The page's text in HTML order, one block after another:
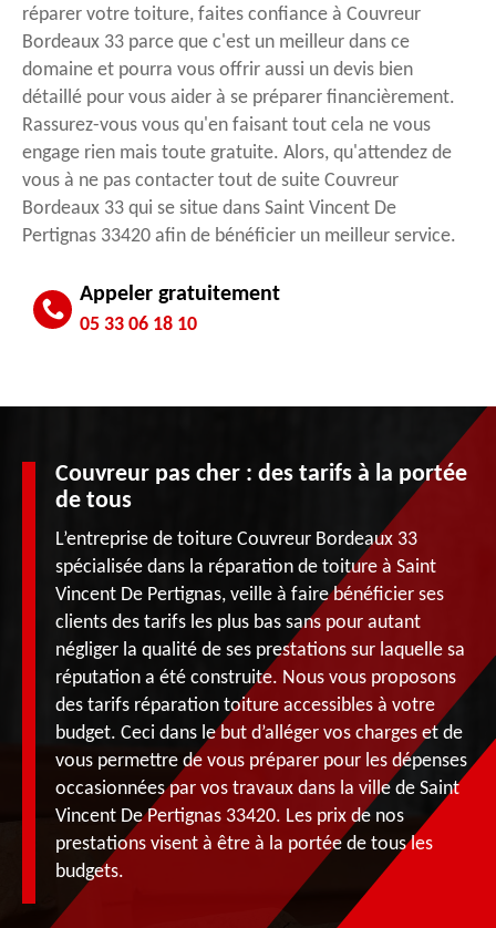
réparer votre toiture, faites confiance à Couvreur
Bordeaux 33 parce que c'est un meilleur dans ce
domaine et pourra vous offrir aussi un devis bien
détaillé pour vous aider à se préparer financièrement.
Rassurez-vous vous qu'en faisant tout cela ne vous
engage rien mais toute gratuite. Alors, qu'attendez de
vous à ne pas contacter tout de suite Couvreur
Bordeaux 33 qui se situe dans Saint Vincent De
Pertignas 33420 afin de bénéficier un meilleur service.
Appeler gratuitement
05 33 06 18 10
Couvreur pas cher : des tarifs à la portée
de tous
L’entreprise de toiture Couvreur Bordeaux 33
spécialisée dans la réparation de toiture à Saint
Vincent De Pertignas, veille à faire bénéficier ses
clients des tarifs les plus bas sans pour autant
négliger la qualité de ses prestations sur laquelle sa
réputation a été construite. Nous vous proposons
des tarifs réparation toiture accessibles à votre
budget. Ceci dans le but d’alléger vos charges et de
vous permettre de vous préparer pour les dépenses
occasionnées par vos travaux dans la ville de Saint
Vincent De Pertignas 33420. Les prix de nos
prestations visent à être à la portée de tous les
budgets.